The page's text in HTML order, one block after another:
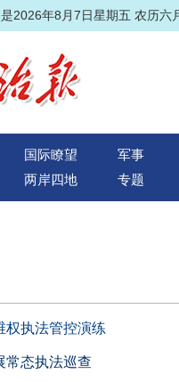
2026年8月7日星期五 农历六
国际瞭望 军事
两岸四地 专题
权执法管控演练
常态执法巡查